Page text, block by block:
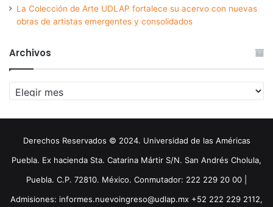
La Colección de Arte UDLAP fortalece su acervo con nuevas
obras de artistas emergentes y consolidados
Archivos
Archivos
Derechos Reservados © 2024. Universidad de las Américas
Puebla. Ex hacienda Sta. Catarina Mártir S/N. San Andrés Cholula,
Puebla. C.P. 72810. México. Conmutador: 222 229 20 00 |
Admisiones: informes.nuevoingreso@udlap.mx +52 222 229 2112,